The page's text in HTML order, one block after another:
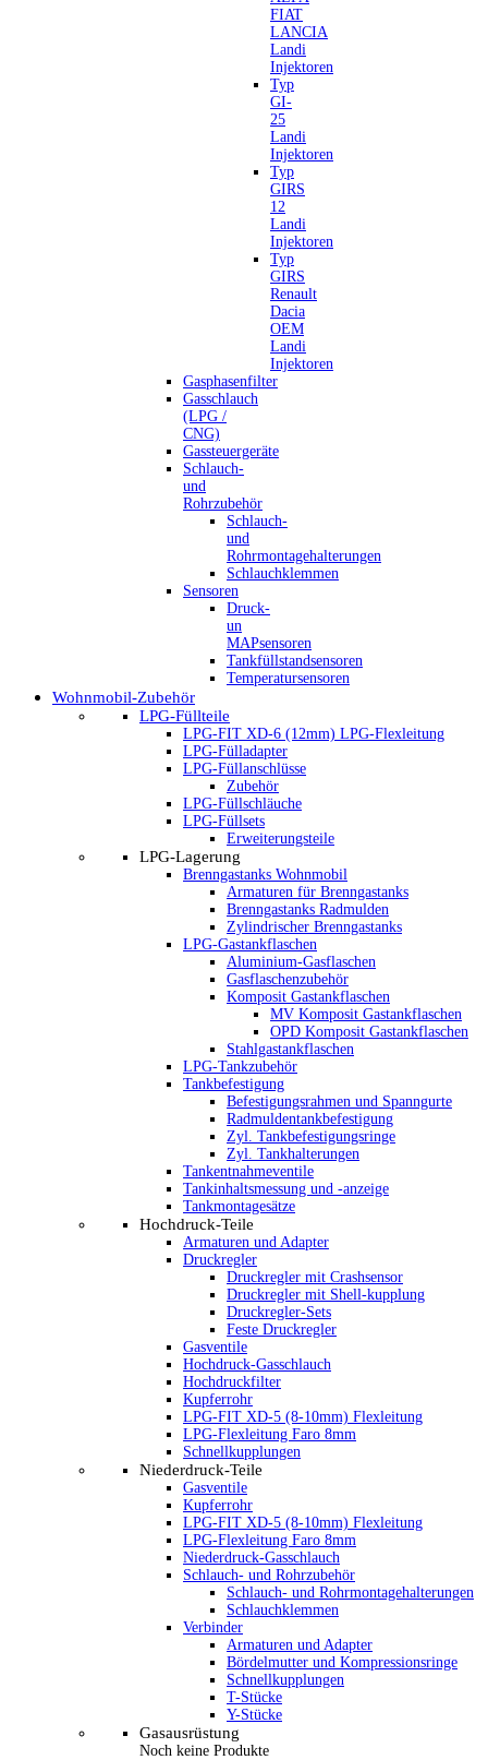
FIAT
LANCIA
Landi
Injektoren
Typ
GI-
25
Landi
Injektoren
Typ
GIRS
12
Landi
Injektoren
Typ
GIRS
Renault
Dacia
OEM
Landi
Injektoren
Gasphasenfilter
Gasschlauch
(LPG /
CNG)
Gassteuergeräte
Schlauch-
und
Rohrzubehör
Schlauch-
und
Rohrmontagehalterungen
Schlauchklemmen
Sensoren
Druck-
un
MAPsensoren
Tankfüllstandsensoren
Temperatursensoren
Wohnmobil-Zubehör
LPG-Füllteile
LPG-FIT XD-6 (12mm) LPG-Flexleitung
LPG-Fülladapter
LPG-Füllanschlüsse
Zubehör
LPG-Füllschläuche
LPG-Füllsets
Erweiterungsteile
LPG-Lagerung
Brenngastanks Wohnmobil
Armaturen für Brenngastanks
Brenngastanks Radmulden
Zylindrischer Brenngastanks
LPG-Gastankflaschen
Aluminium-Gasflaschen
Gasflaschenzubehör
Komposit Gastankflaschen
MV Komposit Gastankflaschen
OPD Komposit Gastankflaschen
Stahlgastankflaschen
LPG-Tankzubehör
Tankbefestigung
Befestigungsrahmen und Spanngurte
Radmuldentankbefestigung
Zyl. Tankbefestigungsringe
Zyl. Tankhalterungen
Tankentnahmeventile
Tankinhaltsmessung und -anzeige
Tankmontagesätze
Hochdruck-Teile
Armaturen und Adapter
Druckregler
Druckregler mit Crashsensor
Druckregler mit Shell-kupplung
Druckregler-Sets
Feste Druckregler
Gasventile
Hochdruck-Gasschlauch
Hochdruckfilter
Kupferrohr
LPG-FIT XD-5 (8-10mm) Flexleitung
LPG-Flexleitung Faro 8mm
Schnellkupplungen
Niederdruck-Teile
Gasventile
Kupferrohr
LPG-FIT XD-5 (8-10mm) Flexleitung
LPG-Flexleitung Faro 8mm
Niederdruck-Gasschlauch
Schlauch- und Rohrzubehör
Schlauch- und Rohrmontagehalterungen
Schlauchklemmen
Verbinder
Armaturen und Adapter
Bördelmutter und Kompressionsringe
Schnellkupplungen
T-Stücke
Y-Stücke
Gasausrüstung
Noch keine Produkte